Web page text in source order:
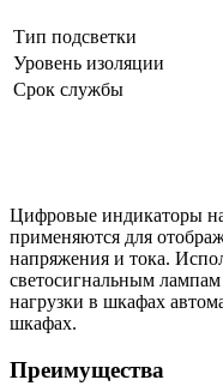
Тип подсветки
Уровень изоляции
Срок службы
Цифровые индикаторы
применяются для
напряжения и тока.
светосигнальным
нагрузки в шкафах
шкафах.
Преимущества